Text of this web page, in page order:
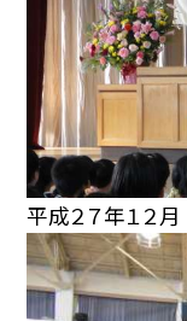
平成２７年１２